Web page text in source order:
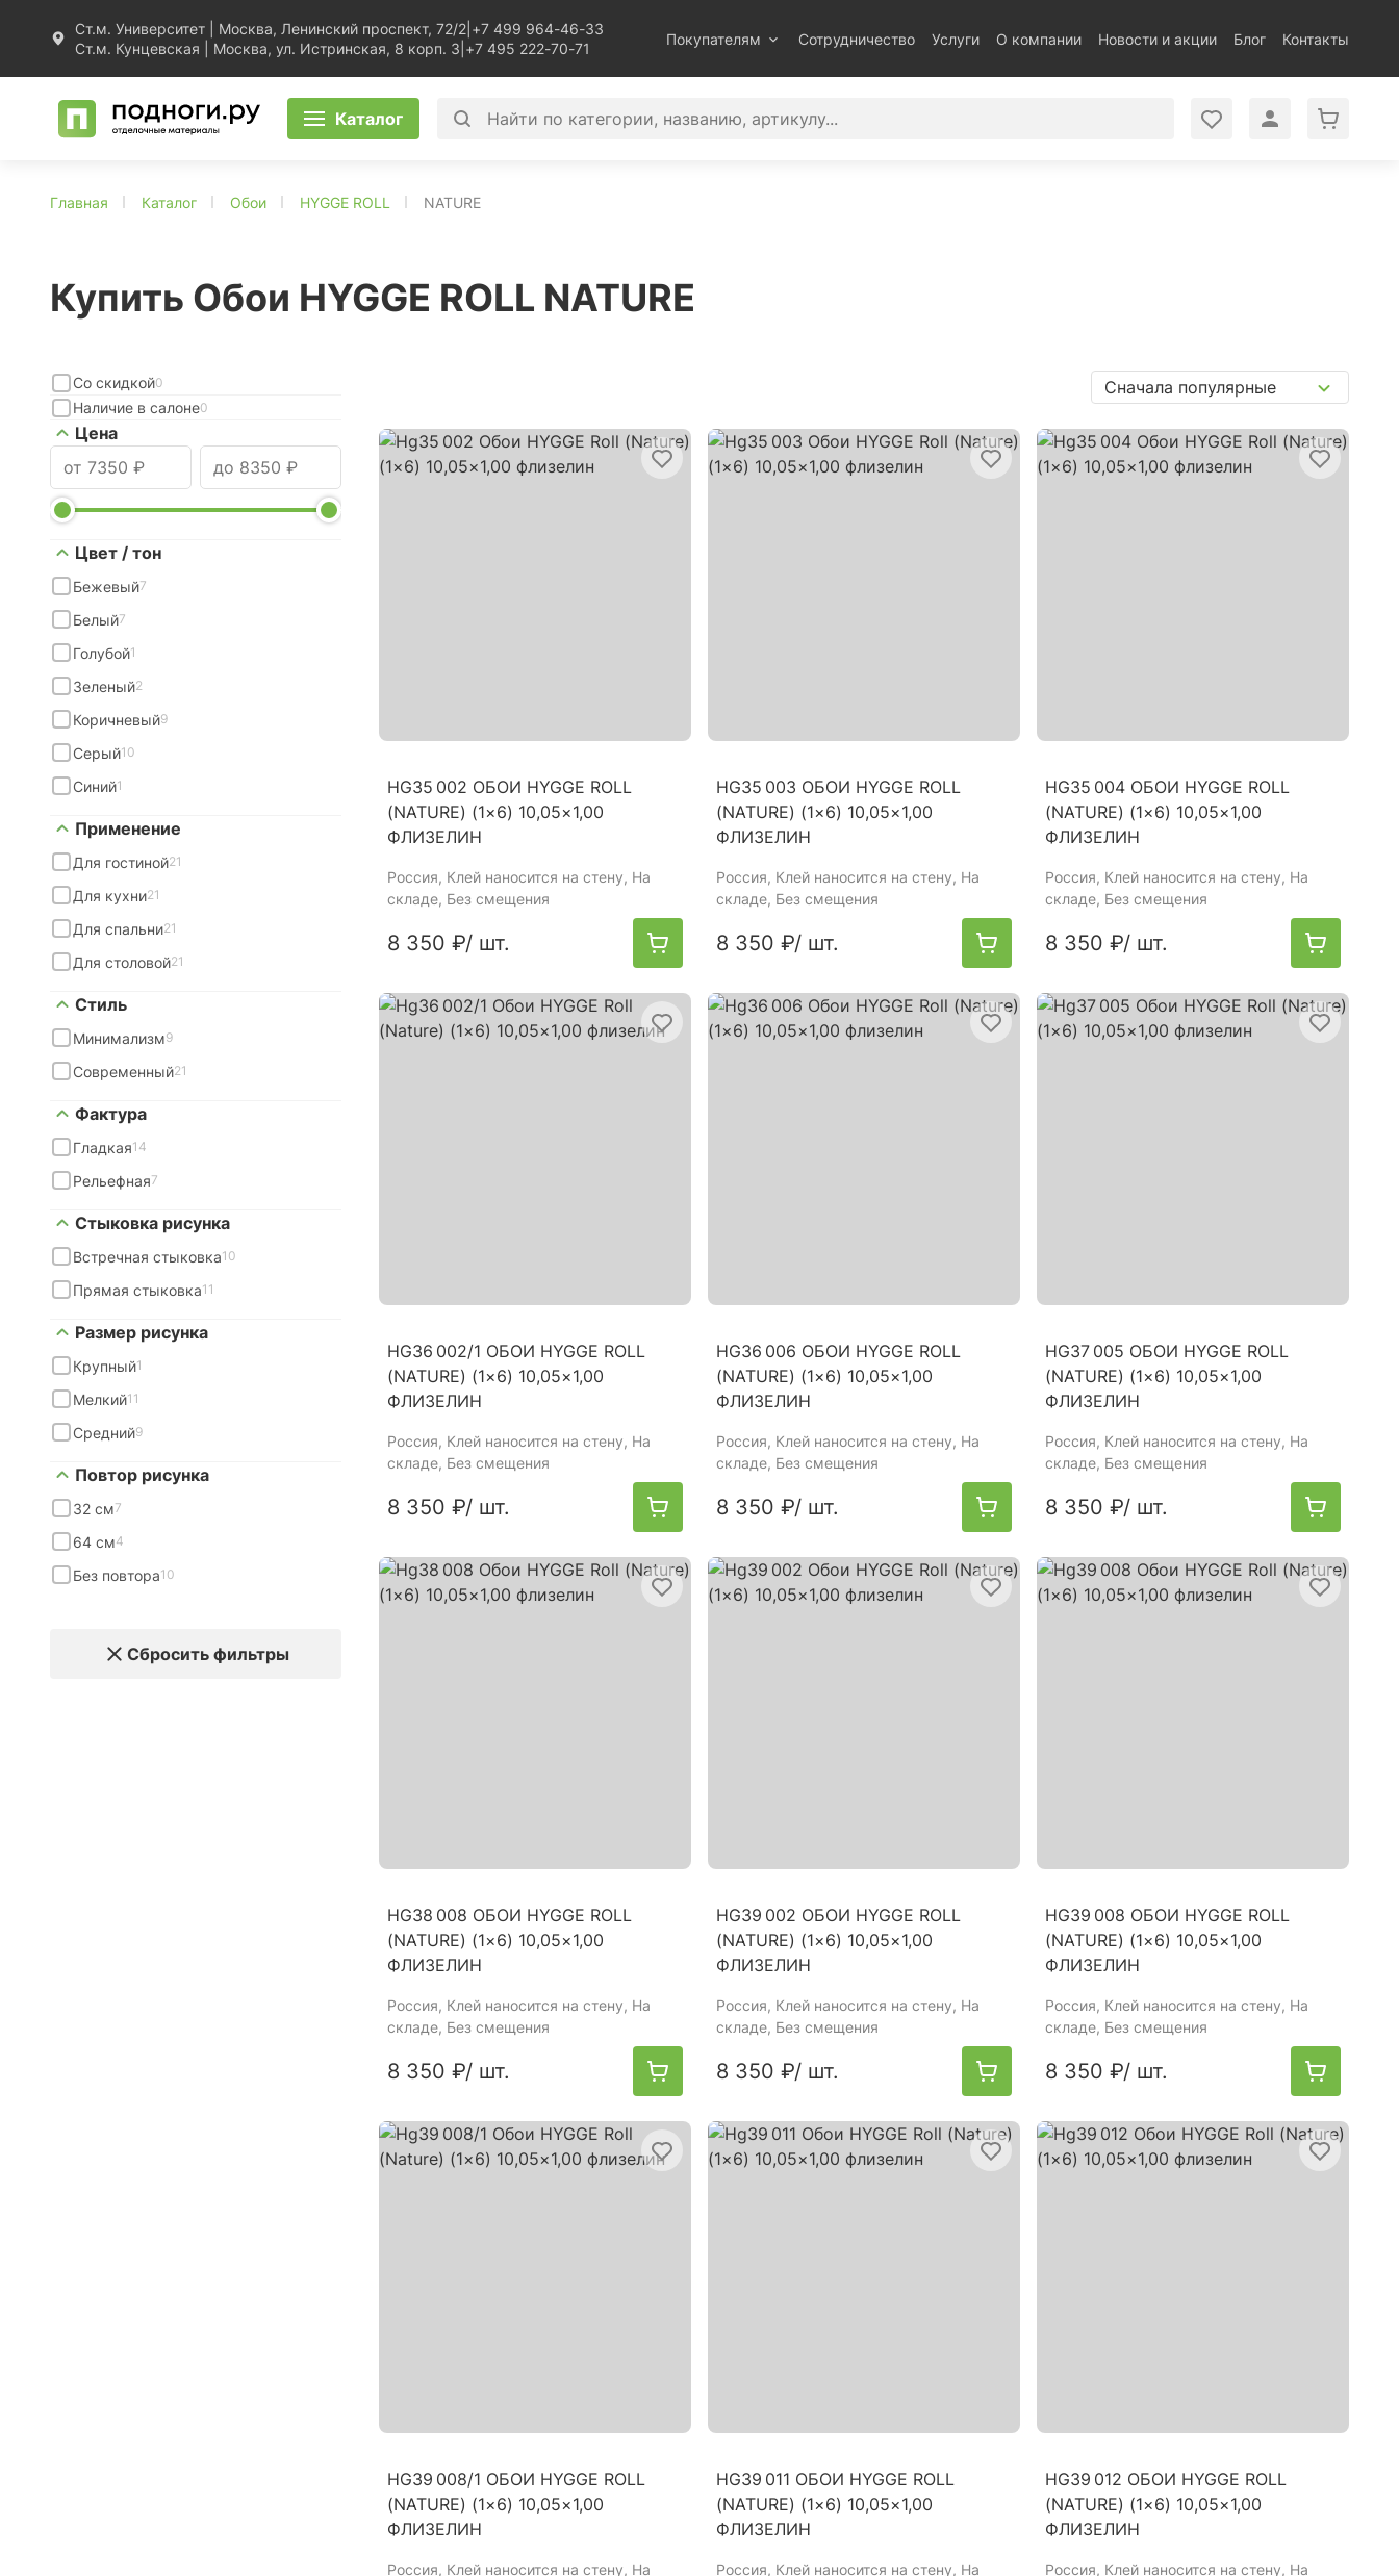
Ст.м. Университет | Москва, Ленинский проспект, 72/2 +7 499 964-46-33
Ст.м. Кунцевская | Москва, ул. Истринская, 8 корп. 3 +7 495 222-70-71
Покупателям Сотрудничество Услуги О компании Новости и акции Блог Контакты
Каталог
Главная Каталог Обои HYGGE ROLL NATURE
Купить Обои HYGGE ROLL NATURE
Со скидкой0
Наличие в салоне0
Цена
Цвет / тон
Бежевый7
Белый7
Голубой1
Зеленый2
Коричневый9
Серый10
Синий1
Применение
Для гостиной21
Для кухни21
Для спальни21
Для столовой21
Стиль
Минимализм9
Современный21
Фактура
Гладкая14
Рельефная7
Стыковка рисунка
Встречная стыковка10
Прямая стыковка11
Размер рисунка
Крупный1
Мелкий11
Средний9
Повтор рисунка
32 см7
64 см4
Без повтора10
Сбросить фильтры
Сначала популярные
HG35 002 ОБОИ HYGGE ROLL
(NATURE) (1×6) 10,05×1,00
ФЛИЗЕЛИН
Россия, Клей наносится на стену, На
складе, Без смещения
8 350 ₽/ шт.
HG35 003 ОБОИ HYGGE ROLL
(NATURE) (1×6) 10,05×1,00
ФЛИЗЕЛИН
Россия, Клей наносится на стену, На
складе, Без смещения
8 350 ₽/ шт.
HG35 004 ОБОИ HYGGE ROLL
(NATURE) (1×6) 10,05×1,00
ФЛИЗЕЛИН
Россия, Клей наносится на стену, На
складе, Без смещения
8 350 ₽/ шт.
HG36 002/1 ОБОИ HYGGE ROLL
(NATURE) (1×6) 10,05×1,00
ФЛИЗЕЛИН
Россия, Клей наносится на стену, На
складе, Без смещения
8 350 ₽/ шт.
HG36 006 ОБОИ HYGGE ROLL
(NATURE) (1×6) 10,05×1,00
ФЛИЗЕЛИН
Россия, Клей наносится на стену, На
складе, Без смещения
8 350 ₽/ шт.
HG37 005 ОБОИ HYGGE ROLL
(NATURE) (1×6) 10,05×1,00
ФЛИЗЕЛИН
Россия, Клей наносится на стену, На
складе, Без смещения
8 350 ₽/ шт.
HG38 008 ОБОИ HYGGE ROLL
(NATURE) (1×6) 10,05×1,00
ФЛИЗЕЛИН
Россия, Клей наносится на стену, На
складе, Без смещения
8 350 ₽/ шт.
HG39 002 ОБОИ HYGGE ROLL
(NATURE) (1×6) 10,05×1,00
ФЛИЗЕЛИН
Россия, Клей наносится на стену, На
складе, Без смещения
8 350 ₽/ шт.
HG39 008 ОБОИ HYGGE ROLL
(NATURE) (1×6) 10,05×1,00
ФЛИЗЕЛИН
Россия, Клей наносится на стену, На
складе, Без смещения
8 350 ₽/ шт.
HG39 008/1 ОБОИ HYGGE ROLL
(NATURE) (1×6) 10,05×1,00
ФЛИЗЕЛИН
Россия, Клей наносится на стену, На
HG39 011 ОБОИ HYGGE ROLL
(NATURE) (1×6) 10,05×1,00
ФЛИЗЕЛИН
Россия, Клей наносится на стену, На
HG39 012 ОБОИ HYGGE ROLL
(NATURE) (1×6) 10,05×1,00
ФЛИЗЕЛИН
Россия, Клей наносится на стену, На